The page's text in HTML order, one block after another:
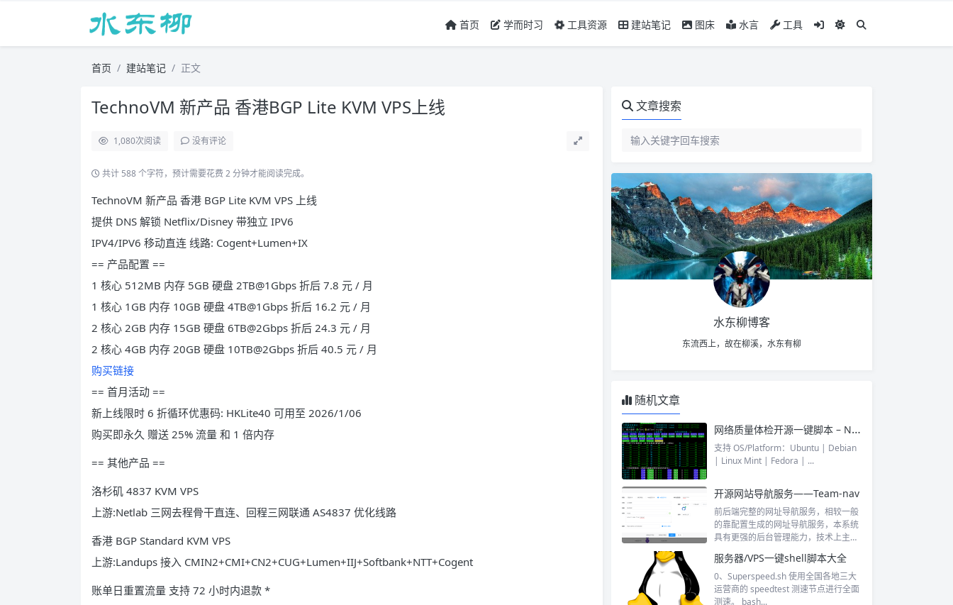
首页 学而时习 工具资源 建站笔记 图床 水言 工具
首页 建站笔记 正文
TechnoVM 新产品 香港BGP Lite KVM VPS上线
1,080次阅读 没有评论
共计 588 个字符，预计需要花费 2 分钟才能阅读完成。
TechnoVM 新产品 香港 BGP Lite KVM VPS 上线
提供 DNS 解锁 Netflix/Disney 带独立 IPV6
IPV4/IPV6 移动直连 线路: Cogent+Lumen+IX
== 产品配置 ==
1 核心 512MB 内存 5GB 硬盘 2TB@1Gbps 折后 7.8 元 / 月
1 核心 1GB 内存 10GB 硬盘 4TB@1Gbps 折后 16.2 元 / 月
2 核心 2GB 内存 15GB 硬盘 6TB@2Gbps 折后 24.3 元 / 月
2 核心 4GB 内存 20GB 硬盘 10TB@2Gbps 折后 40.5 元 / 月
购买链接
== 首月活动 ==
新上线限时 6 折循环优惠码: HKLite40 可用至 2026/1/06
购买即永久 赠送 25% 流量 和 1 倍内存
== 其他产品 ==
洛杉矶 4837 KVM VPS
上游:Netlab 三网去程骨干直连、回程三网联通 AS4837 优化线路
香港 BGP Standard KVM VPS
上游:Landups 接入 CMIN2+CMI+CN2+CUG+Lumen+IIJ+Softbank+NTT+Cogent
账单日重置流量 支持 72 小时内退款 *
文章搜索
水东柳博客
东流西上，故在柳溪，水东有柳
随机文章
网络质量体检开源一键脚本 – Network Quality Check Script (EN)
支持 OS/Platform：Ubuntu | Debian
| Linux Mint | Fedora | ...
开源网站导航服务——Team-nav
前后端完整的网址导航服务，相较一般
的靠配置生成的网址导航服务，本系统
具有更强的后台管理能力，技术上主打
服务器/VPS一键shell脚本大全
0、Superspeed.sh 使用全国各地三大
运营商的 speedtest 测速节点进行全面
测速。 bash...